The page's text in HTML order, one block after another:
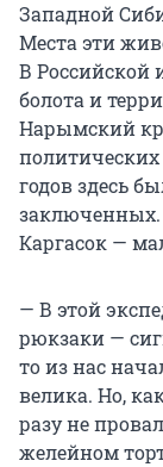
Западной
Места эти
В Российской
болота и
Нарымский
годов здесь
заключенных.
Каргасок —
— В этой
рюкзаки —
то из нас
велика. Но,
разу не
желейном